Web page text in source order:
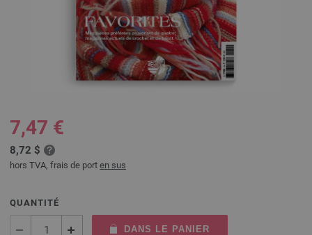
7,47 €
8,72 $
hors TVA, frais de port en sus
QUANTITÉ
DANS LE PANIER